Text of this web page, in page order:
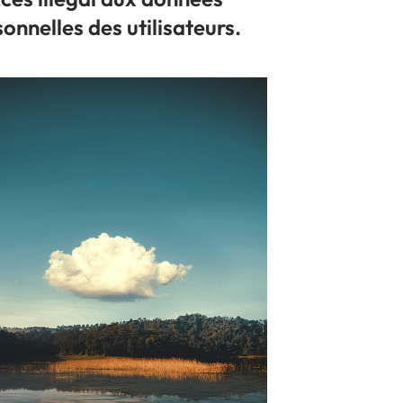
des utilisateurs.